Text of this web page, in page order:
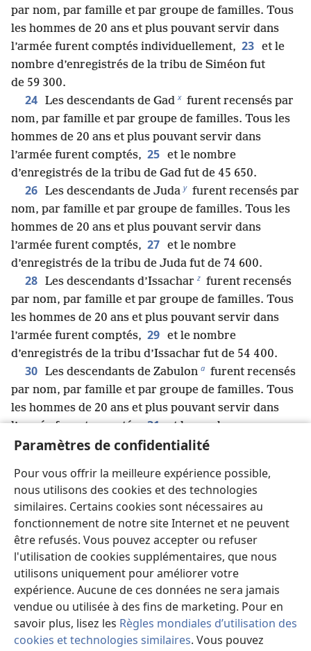
Paramètres de confidentialité
Pour vous offrir la meilleure expérience possible,
nous utilisons des cookies et des technologies
similaires. Certains cookies sont nécessaires au
fonctionnement de notre site Internet et ne peuvent
être refusés. Vous pouvez accepter ou refuser
l'utilisation de cookies supplémentaires, que nous
utilisons uniquement pour améliorer votre
expérience. Aucune de ces données ne sera jamais
vendue ou utilisée à des fins de marketing. Pour en
savoir plus, lisez les Règles mondiales d’utilisation des
cookies et technologies similaires. Vous pouvez
par nom, par famille et par groupe de familles. Tous
les hommes de 20 ans et plus pouvant servir dans
l’armée furent comptés individuellement, 23 et le
nombre d’enregistrés de la tribu de Siméon fut
de 59 300.
24 Les descendants de Gad x furent recensés par
nom, par famille et par groupe de familles. Tous les
hommes de 20 ans et plus pouvant servir dans
l’armée furent comptés, 25 et le nombre
d’enregistrés de la tribu de Gad fut de 45 650.
26 Les descendants de Juda y furent recensés par
nom, par famille et par groupe de familles. Tous les
hommes de 20 ans et plus pouvant servir dans
l’armée furent comptés, 27 et le nombre
d’enregistrés de la tribu de Juda fut de 74 600.
28 Les descendants d’Issachar z furent recensés
par nom, par famille et par groupe de familles. Tous
les hommes de 20 ans et plus pouvant servir dans
l’armée furent comptés, 29 et le nombre
d’enregistrés de la tribu d’Issachar fut de 54 400.
30 Les descendants de Zabulon a furent recensés
par nom, par famille et par groupe de familles. Tous
les hommes de 20 ans et plus pouvant servir dans
l’armée furent comptés, 31 et le nombre
d’enregistrés de la tribu de Zabulon fut de 57 400.
furent recensés par nom, par famille et par groupe
de familles. Tous les hommes de 20 ans et plus
pouvant servir dans l’armée furent comptés,
33
et
le nombre d’enregistrés de la tribu d’Éphraïm fut
de 40 500.
34 Les descendants de Manassé
furent recensés
par nom, par famille et par groupe de familles. Tous
les hommes de 20 ans et plus pouvant servir dans
l’armée furent comptés, 35 et le nombre
d’enregistrés de la tribu de Manassé fut de 32 200.